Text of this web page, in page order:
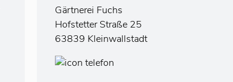
Gärtnerei Fuchs
Hofstetter Straße 25
63839 Kleinwallstadt